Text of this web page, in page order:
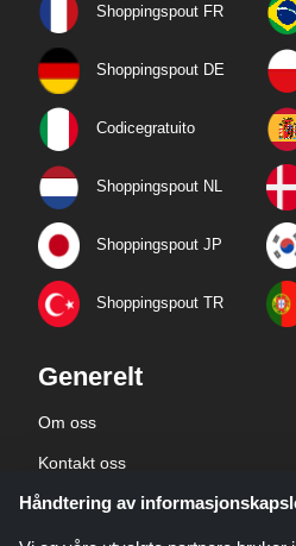
Shoppingspout FR
Shoppingspout DE
Codicegratuito
Shoppingspout NL
Shoppingspout JP
Shoppingspout TR
Generelt
Om oss
Kontakt oss
Bedriftsinformasjon
Håndtering av